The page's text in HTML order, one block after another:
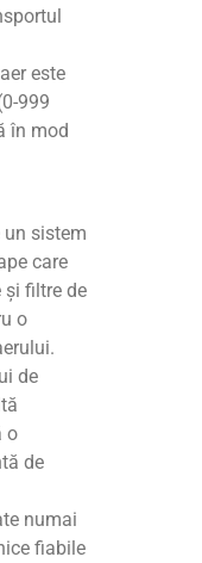
este
999
în mod
sistem
care
și filtre de
o
de
o
de
numai
fiabile